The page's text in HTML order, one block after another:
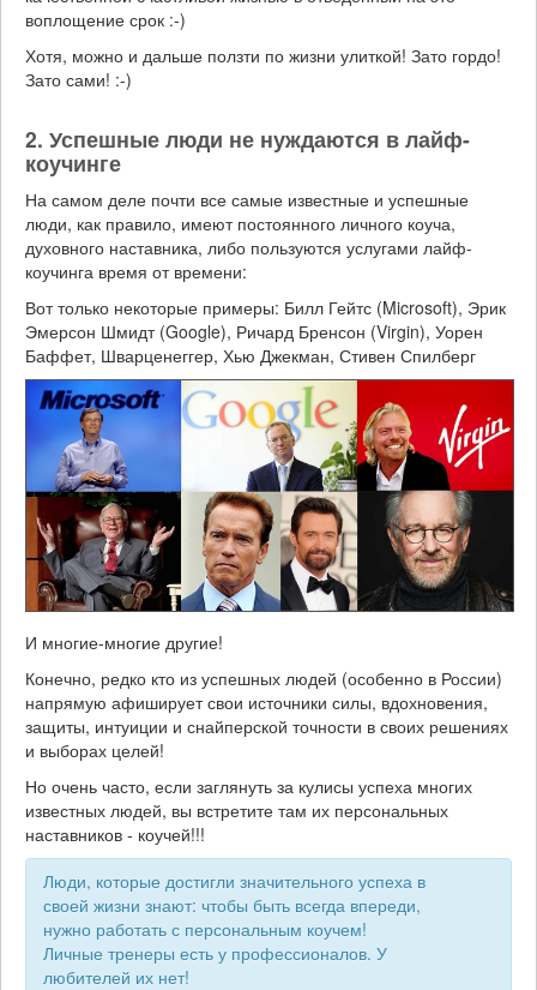
воплощение срок :-)
Хотя, можно и дальше ползти по жизни улиткой! Зато гордо!
Зато сами! :-)
2. Успешные люди не нуждаются в лайф-
коучинге
На самом деле почти все самые известные и успешные
люди, как правило, имеют постоянного личного коуча,
духовного наставника, либо пользуются услугами лайф-
коучинга время от времени:
Вот только некоторые примеры: Билл Гейтс (Microsoft), Эрик
Эмерсон Шмидт (Google), Ричард Бренсон (Virgin), Уорен
Баффет, Шварценеггер, Хью Джекман, Стивен Спилберг
И многие-многие другие!
Конечно, редко кто из успешных людей (особенно в России)
напрямую афиширует свои источники силы, вдохновения,
защиты, интуиции и снайперской точности в своих решениях
и выборах целей!
Но очень часто, если заглянуть за кулисы успеха многих
известных людей, вы встретите там их персональных
наставников - коучей!!!
Люди, которые достигли значительного успеха в
своей жизни знают: чтобы быть всегда впереди,
нужно работать с персональным коучем!
Личные тренеры есть у профессионалов. У
любителей их нет!